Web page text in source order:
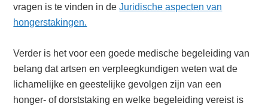
vragen is te vinden in deJuridische aspecten van
hongerstakingen.
Verder is het voor een goede medische begeleiding van
belang dat artsen en verpleegkundigen weten wat de
lichamelijke en geestelijke gevolgen zijn van een
honger- of dorststaking en welke begeleiding vereist is